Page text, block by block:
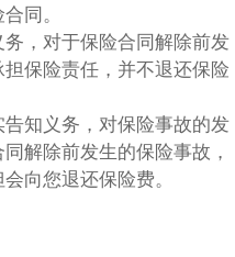
同。
，对于保险合同解除前发
保险责任，并不退还保险
知义务，对保险事故的发
解除前发生的保险事故，
向您退还保险费。